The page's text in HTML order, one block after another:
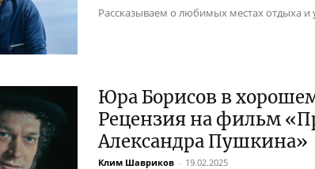
Рассказываем о любимых местах отдыха и
Юра Борисов в
Рецензия на фильм
Александра Пушкина»
Клим Шавриков - 19.02.2025